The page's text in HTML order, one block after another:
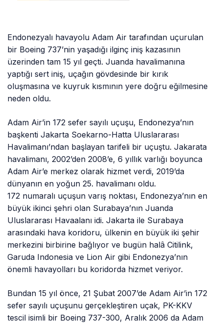
Endonezyalı havayolu Adam Air tarafından uçurulan
bir Boeing 737’nin yaşadığı ilginç iniş kazasının
üzerinden tam 15 yıl geçti. Juanda havalimanına
yaptığı sert iniş, uçağın gövdesinde bir kırık
oluşmasına ve kuyruk kısmının yere doğru eğilmesine
neden oldu.
Adam Air’in 172 sefer sayılı uçuşu, Endonezya’nın
başkenti Jakarta Soekarno-Hatta Uluslararası
Havalimanı’ndan başlayan tarifeli bir uçuştu. Jakarata
havalimanı, 2002’den 2008’e, 6 yıllık varlığı boyunca
Adam Air’e merkez olarak hizmet verdi, 2019’da
dünyanın en yoğun 25. havalimanı oldu.
172 numaralı uçuşun varış noktası, Endonezya’nın en
büyük ikinci şehri olan Surabaya’nın Juanda
Uluslararası Havaalanı idi. Jakarta ile Surabaya
arasındaki hava koridoru, ülkenin en büyük iki şehir
merkezini birbirine bağlıyor ve bugün halâ Citilink,
Garuda Indonesia ve Lion Air gibi Endonezya’nın
önemli havayolları bu koridorda hizmet veriyor.
Bundan 15 yıl önce, 21 Şubat 2007’de Adam Air’in 172
sefer sayılı uçuşunu gerçekleştiren uçak, PK-KKV
tescil isimli bir Boeing 737-300, Aralık 2006 da Adam